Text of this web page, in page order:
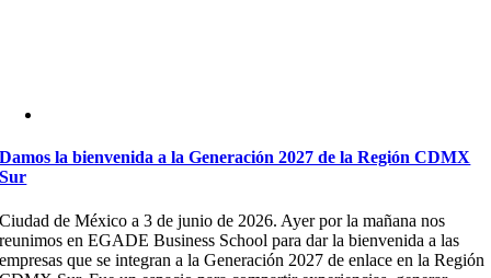
Damos la bienvenida a la Generación 2027 de la Región CDMX
Sur
Ciudad de México a 3 de junio de 2026. Ayer por la mañana nos
reunimos en EGADE Business School para dar la bienvenida a las
empresas que se integran a la Generación 2027 de enlace en la Región